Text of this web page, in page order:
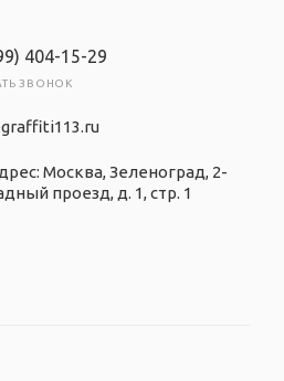
404-15-29
ЗВОНОК
Москва, Зеленоград, 2-
проезд, д. 1, стр. 1